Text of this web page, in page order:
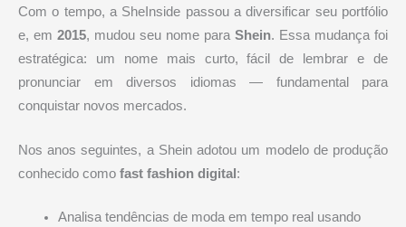
Com o tempo, a SheInside passou a diversificar seu portfólio
e, em 2015, mudou seu nome para Shein. Essa mudança foi
estratégica: um nome mais curto, fácil de lembrar e de
pronunciar em diversos idiomas — fundamental para
conquistar novos mercados.
Nos anos seguintes, a Shein adotou um modelo de produção
conhecido como fast fashion digital :
Analisa tendências de moda em tempo real usando